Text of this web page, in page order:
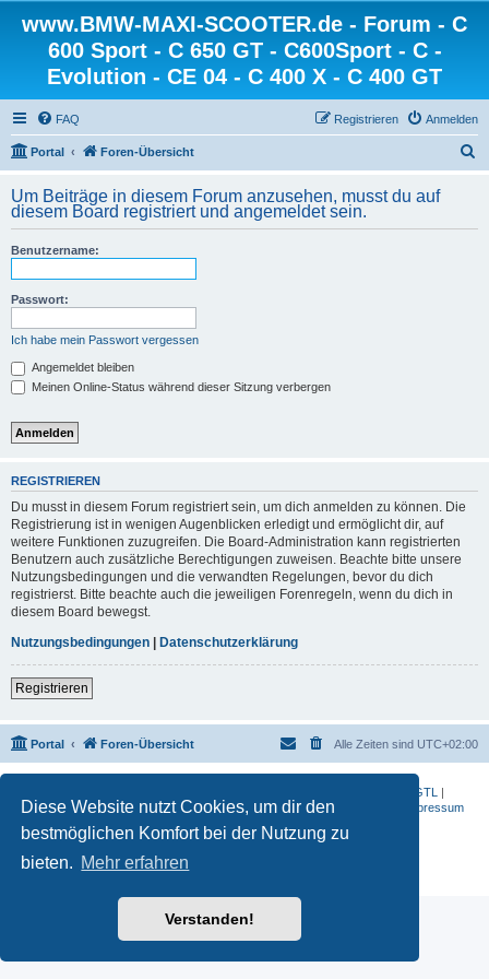
Diese Website nutzt Cookies, um dir den
bestmöglichen Komfort bei der Nutzung zu
bieten. Mehr erfahren
Verstanden!
www.BMW-MAXI-SCOOTER.de - Forum - C
600 Sport - C 650 GT - C600Sport - C -
Evolution - CE 04 - C 400 X - C 400 GT
FAQ Anmelden
Registrieren
Portal Foren-Übersicht
h
Um Beiträge in diesem Forum anzusehen, musst du auf
diesem Board registriert und angemeldet sein.
Benutzername:
Passwort:
Ich habe mein Passwort vergessen
Angemeldet bleiben
Meinen Online-Status während dieser Sitzung verbergen
REGISTRIEREN
Du musst in diesem Forum registriert sein, um dich anmelden zu können. Die
Registrierung ist in wenigen Augenblicken erledigt und ermöglicht dir, auf
weitere Funktionen zuzugreifen. Die Board-Administration kann registrierten
Benutzern auch zusätzliche Berechtigungen zuweisen. Beachte bitte unsere
Nutzungsbedingungen und die verwandten Regelungen, bevor du dich
registrierst. Bitte beachte auch die jeweiligen Forenregeln, wenn du dich in
diesem Board bewegst.
Nutzungsbedingungen | Datenschutzerklärung
Registrieren
Portal Foren-Übersicht Alle Zeiten sind UTC+02:00
K 1600 GTL
|
S 1000 RR|G 650 X| R1200ST|F 800 R |Datenschutzerklärung Impressum
Powered byphpBB ® Forum Software © phpBB Limited
Deutsche Übersetzung durch
Datenschutz